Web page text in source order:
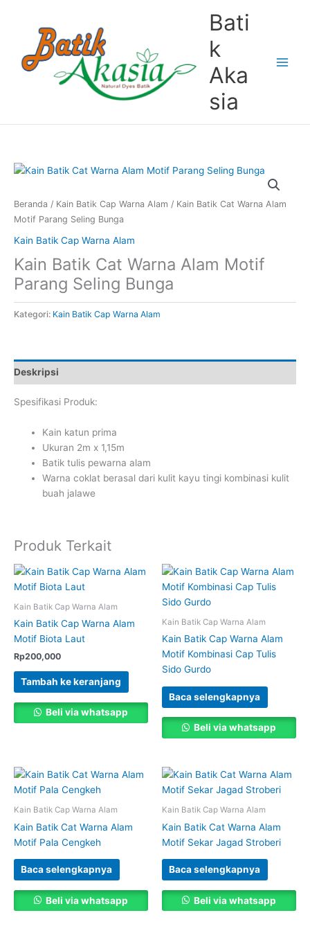
Bati
k
Aka
sia
Beranda / Kain Batik Cap Warna Alam / Kain Batik Cat Warna Alam
Motif Parang Seling Bunga
Kain Batik Cap Warna Alam
Kain Batik Cat Warna Alam Motif
Parang Seling Bunga
Kategori: Kain Batik Cap Warna Alam
Deskripsi
Spesifikasi Produk:
Kain katun prima
Ukuran 2m x 1,15m
Batik tulis pewarna alam
Warna coklat berasal dari kulit kayu tingi kombinasi kulit
buah jalawe
Produk Terkait
Kain Batik Cap Warna Alam
Kain Batik Cap Warna Alam
Motif Biota Laut
Rp200,000
Tambah ke keranjang
Beli via whatsapp
Kain Batik Cap Warna Alam
Kain Batik Cap Warna Alam
Motif Kombinasi Cap Tulis
Sido Gurdo
Baca selengkapnya
Beli via whatsapp
Kain Batik Cap Warna Alam
Kain Batik Cat Warna Alam
Motif Pala Cengkeh
Baca selengkapnya
Beli via whatsapp
Kain Batik Cap Warna Alam
Kain Batik Cat Warna Alam
Motif Sekar Jagad Stroberi
Baca selengkapnya
Beli via whatsapp